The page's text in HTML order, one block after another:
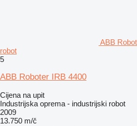
ABB
robot
5
ABB Roboter IRB 4400
Cijena na upit
Industrijska oprema - industrijski robot
2009
13.750 m/č